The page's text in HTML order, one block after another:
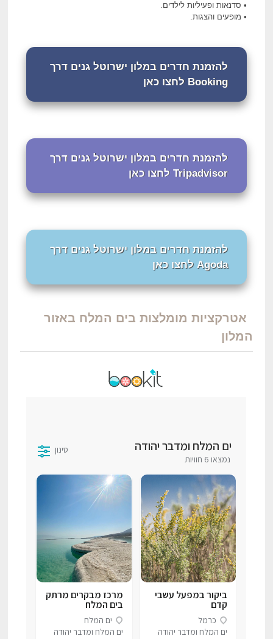
• סדנאות ופעיליות לילדים.
• מופעים והצגות.
להזמנת חדרים במלון ישרוטל גנים דרך
Booking לחצו כאן
להזמנת חדרים במלון ישרוטל גנים דרך
Tripadvisor לחצו כאן
להזמנת חדרים במלון ישרוטל גנים דרך
Agoda לחצו כאן
אטרקציות מומלצות בים המלח באזור
המלון